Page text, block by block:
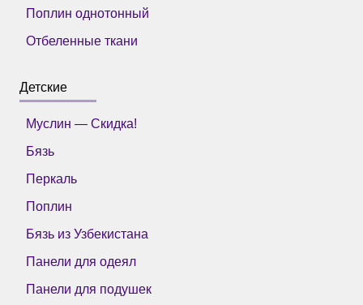
Поплин однотонный
Отбеленные ткани
Детские
Муслин — Скидка!
Бязь
Перкаль
Поплин
Бязь из Узбекистана
Панели для одеял
Панели для подушек